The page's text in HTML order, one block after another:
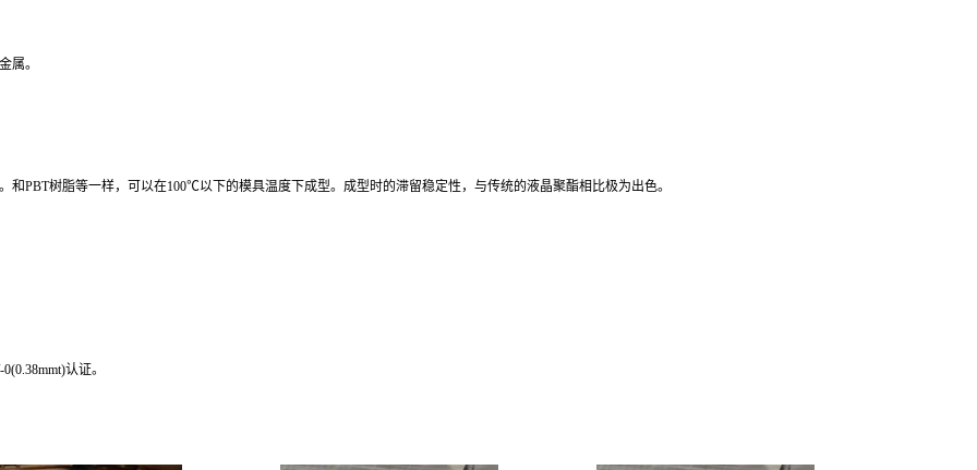
属。
PBT树脂等一样，可以在100℃以下的模具温度下成型。成型时的滞留稳定性，与传统的液晶聚酯相比极为出色。
认证。